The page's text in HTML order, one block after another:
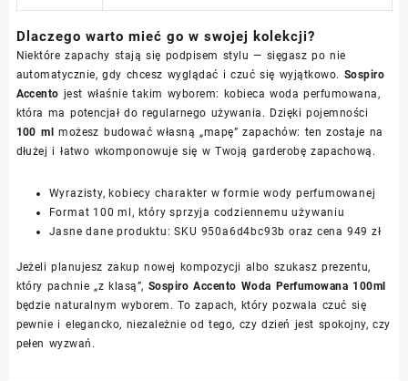
Dlaczego warto mieć go w swojej kolekcji?
Niektóre zapachy stają się podpisem stylu — sięgasz po nie
automatycznie, gdy chcesz wyglądać i czuć się wyjątkowo. Sospiro
Accento jest właśnie takim wyborem: kobieca woda perfumowana,
która ma potencjał do regularnego używania. Dzięki pojemności
100 mlmożesz budować własną „mapę” zapachów: ten zostaje na
dłużej i łatwo wkomponowuje się w Twoją garderobę zapachową.
Wyrazisty, kobiecy charakter w formie wody perfumowanej
Format 100 ml, który sprzyja codziennemu używaniu
Jasne dane produktu: SKU 950a6d4bc93b oraz cena 949 zł
Jeżeli planujesz zakup nowej kompozycji albo szukasz prezentu,
który pachnie „z klasą”, Sospiro Accento Woda Perfumowana 100ml
będzie naturalnym wyborem. To zapach, który pozwala czuć się
pewnie i elegancko, niezależnie od tego, czy dzień jest spokojny, czy
pełen wyzwań.